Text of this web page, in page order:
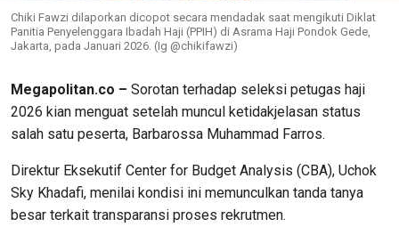
Chiki Fawzi dilaporkan dicopot secara mendadak saat mengikuti Diklat
Panitia Penyelenggara Ibadah Haji (PPIH) di Asrama Haji Pondok Gede,
Jakarta, pada Januari 2026. (Ig @chikifawzi)
Megapolitan.co – Sorotan terhadap seleksi petugas haji
2026 kian menguat setelah muncul ketidakjelasan status
salah satu peserta, Barbarossa Muhammad Farros.
Direktur Eksekutif Center for Budget Analysis (CBA), Uchok
Sky Khadafi, menilai kondisi ini memunculkan tanda tanya
besar terkait transparansi proses rekrutmen.